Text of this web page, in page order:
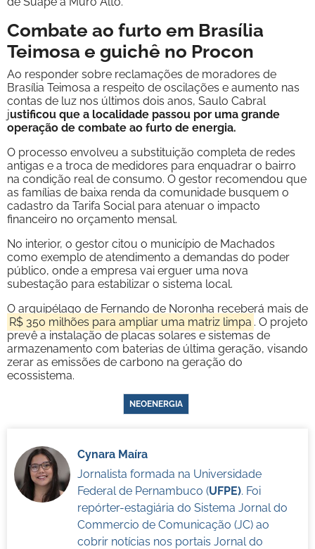
Combate ao furto em Brasília
Teimosa e guichê no Procon
Ao responder sobre reclamações de moradores de
Brasília Teimosa a respeito de oscilações e aumento nas
contas de luz nos últimos dois anos, Saulo Cabral
justificou que a localidade passou por uma grande
operação de combate ao furto de energia.
O processo envolveu a substituição completa de redes
antigas e a troca de medidores para enquadrar o bairro
na condição real de consumo. O gestor recomendou que
as famílias de baixa renda da comunidade busquem o
cadastro da Tarifa Social para atenuar o impacto
financeiro no orçamento mensal.
No interior, o gestor citou o município de Machados
como exemplo de atendimento a demandas do poder
público, onde a empresa vai erguer uma nova
subestação para estabilizar o sistema local.
O arquipélago de Fernando de Noronha receberá mais de
R$ 350 milhões para ampliar uma matriz limpa . O projeto
prevê a instalação de placas solares e sistemas de
armazenamento com baterias de última geração, visando
zerar as emissões de carbono na geração do
ecossistema.
NEOENERGIA
Cynara Maíra
Jornalista formada na Universidade
Federal de Pernambuco (UFPE). Foi
repórter-estagiária do Sistema Jornal do
Commercio de Comunicação (JC) ao
cobrir notícias nos portais Jornal do